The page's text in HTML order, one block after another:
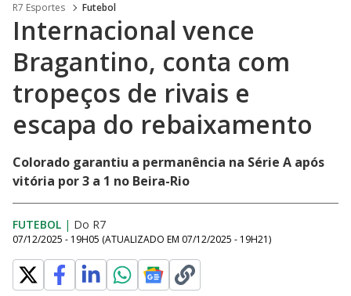
R7 Esportes Futebol
Internacional vence
Bragantino, conta com
tropeços de rivais e
escapa do rebaixamento
Colorado garantiu a permanência na Série A após
vitória por 3 a 1 no Beira-Rio
FUTEBOL | Do R7
07/12/2025 - 19H05 (ATUALIZADO EM 07/12/2025 - 19H21)